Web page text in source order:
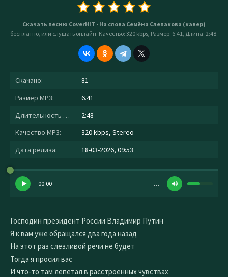
Скачать песню CoverHIT - На слова Семёна Слепакова (кавер)
бесплатно, или слушать онлайн. Качество: 320 kbps, Размер: 6.41, Длина: 2:48.
Скачано:
81
Размер MP3:
6.41
Длительность MP3:
2:48
Качество MP3:
320 kbps, Stereo
Дата релиза:
18-03-2026, 09:53
00:00 …
Господин президент России Владимир Путин
Я к вам уже обращался два года назад
На этот раз слезливой речи не будет
Тогда я просил вас
И что-то там лепетал в расстроенных чувствах